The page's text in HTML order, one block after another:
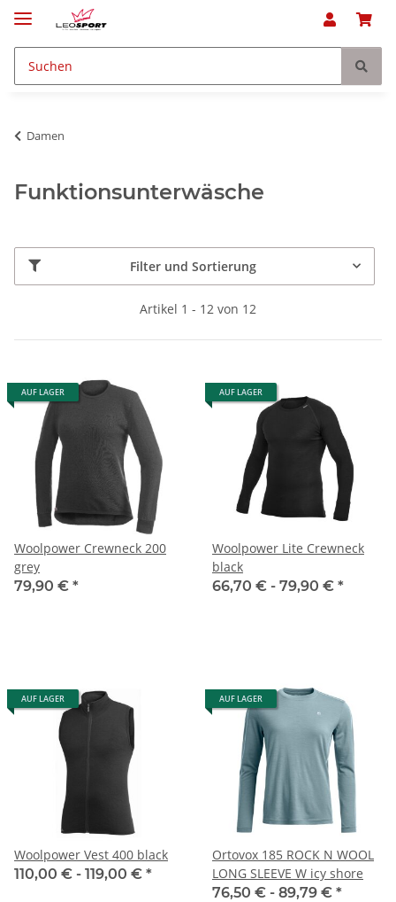
Damen
Funktionsunterwäsche
Filter und Sortierung
Artikel 1 - 12 von 12
AUF LAGER
Woolpower Crewneck 200
grey
79,90 € *
AUF LAGER
Woolpower Lite Crewneck
black
66,70 € - 79,90 € *
AUF LAGER
Woolpower Vest 400 black
110,00 € - 119,00 € *
AUF LAGER
Ortovox 185 ROCK N WOOL
LONG SLEEVE W icy shore
76,50 € - 89,79 € *